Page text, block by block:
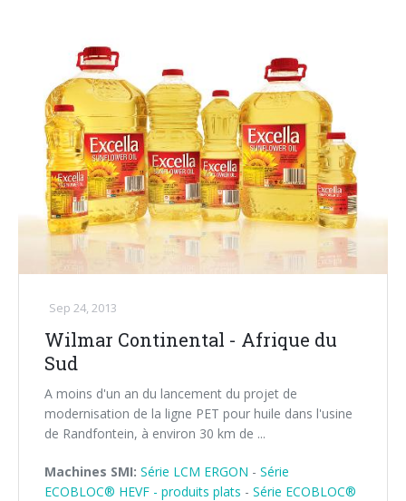
Sep 24, 2013
Wilmar Continental - Afrique du
Sud
A moins d'un an du lancement du projet de
modernisation de la ligne PET pour huile dans l'usine
de Randfontein, à environ 30 km de ...
Machines SMI: Série LCM ERGON - Série
ECOBLOC® HEVF - produits plats - Série ECOBLOC®